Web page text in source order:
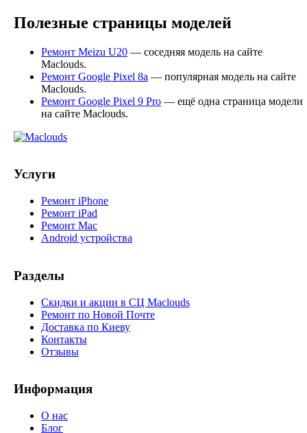
Полезные страницы моделей
Ремонт Meizu U20 — соседняя модель на сайте
Maclouds.
Ремонт Google Pixel 8a — популярная модель на сайте
Maclouds.
Ремонт Google Pixel 9 Pro — ещё одна страница модели
на сайте Maclouds.
Услуги
Ремонт iPhone
Ремонт iPad
Ремонт Mac
Android устройства
Разделы
Скидки и акции в СЦ Maclouds
Ремонт по Новой Почте
Доставка по Киеву
Контакты
Отзывы
Информация
О нас
Блог